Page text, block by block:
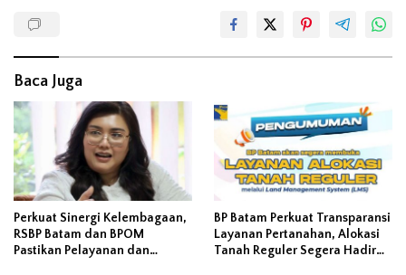
Baca Juga
Perkuat Sinergi Kelembagaan,
RSBP Batam dan BPOM
Pastikan Pelayanan dan
BP Batam Perkuat Transparansi
Layanan Pertanahan, Alokasi
Tanah Reguler Segera Hadir